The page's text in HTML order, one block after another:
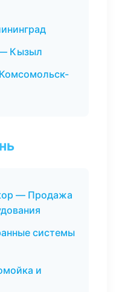
— Кызыл
— Продажа
системы
и